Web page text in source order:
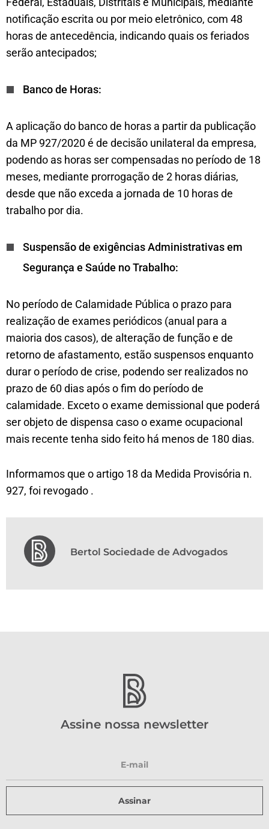
notificação escrita ou por meio eletrônico, com 48
horas de antecedência, indicando quais os feriados
serão antecipados;
Banco de Horas:
A aplicação do banco de horas a partir da publicação
da MP 927/2020 é de decisão unilateral da empresa,
podendo as horas ser compensadas no período de 18
meses, mediante prorrogação de 2 horas diárias,
desde que não exceda a jornada de 10 horas de
trabalho por dia.
Suspensão de exigências Administrativas em
Segurança e Saúde no Trabalho:
No período de Calamidade Pública o prazo para
realização de exames periódicos (anual para a
maioria dos casos), de alteração de função e de
retorno de afastamento, estão suspensos enquanto
durar o período de crise, podendo ser realizados no
prazo de 60 dias após o fim do período de
calamidade. Exceto o exame demissional que poderá
ser objeto de dispensa caso o exame ocupacional
mais recente tenha sido feito há menos de 180 dias.
Informamos que o artigo 18 da Medida Provisória n.
927, foi revogado .
Bertol Sociedade de Advogados
Assine nossa newsletter
Assinar